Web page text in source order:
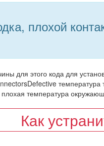
плохой
для этого кода для
плохая температура
Как